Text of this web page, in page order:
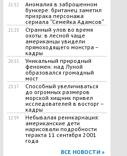
21:52
Аномалия в заброшенном
бункере: британец заметил
призрака персонажа
сериала ʺСемейка Адамсовʺ
21:23
Странный улов во время
охоты: в лесной чаще
американцы увидели
прямоходящего монстра –
кадры
20:55
Уникальный природный
феномен: над Луной
образовался громадный
мост
23:17
Способный увеличиваться
до огромных размеров
морской хищник привел
исследователей в восторг –
кадры
12:59
Небывалая реинкарнация:
американские дети
нарисовали подробности
теракта 11 сентября 2001
года
ВСЕ НОВОСТИ »